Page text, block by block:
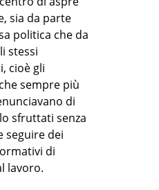
sia da parte
politica che da
stessi
cioè gli
sempre più
di
sfruttati senza
seguire dei
di
lavoro.